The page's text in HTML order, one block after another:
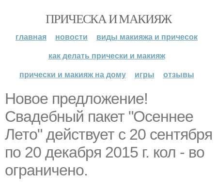
ПРИЧЕСКА И МАКИЯЖ
главная новости
виды макияжа и причесок
как делать прически и макияж
прически и макияж на дому
игры отзывы
Новое предложение!
Свадебный пакет "Осеннее
Лето" действует с 20 сентября
по 20 декабря 2015 г. кол - во
ограничено.